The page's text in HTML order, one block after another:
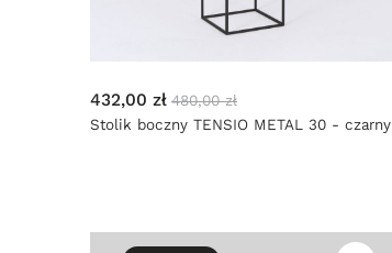
432,00 zł 480,00 zł
Stolik boczny TENSIO METAL 30 - czarny